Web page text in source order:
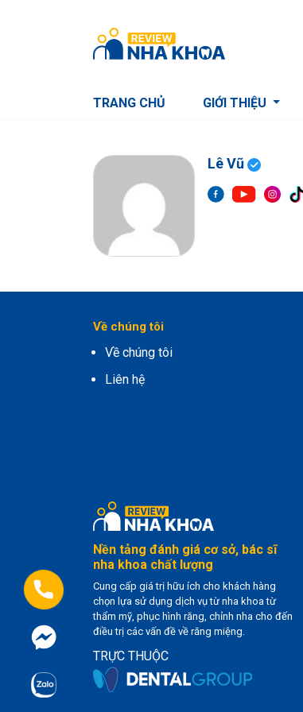
TRANG CHỦ GIỚI THIỆU
Lê Vũ
Về chúng tôi
Về chúng tôi
Liên hệ
Nền tảng đánh giá cơ sở, bác sĩ
nha khoa chất lượng
Cung cấp giá trị hữu ích cho khách hàng
chọn lựa sử dụng dịch vụ từ nha khoa từ
thẩm mỹ, phục hình răng, chỉnh nha cho đến
điều trị các vấn đề về răng miệng.
TRỰC THUỘC